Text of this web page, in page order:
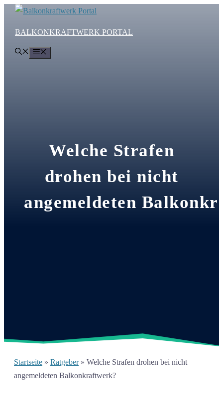
springen
BALKONKRAFTWERK PORTAL
Welche Strafen
drohen bei nicht
angemeldeten
Startseite » Ratgeber» Welche Strafen drohen bei nicht
angemeldeten Balkonkraftwerk?